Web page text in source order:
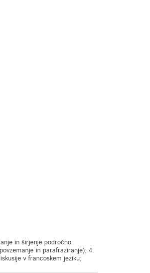
in širjenje področno
in parafraziranje); 4.
v francoskem jeziku;